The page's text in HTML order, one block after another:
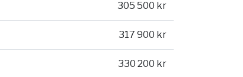
305 500 kr
317 900 kr
330 200 kr